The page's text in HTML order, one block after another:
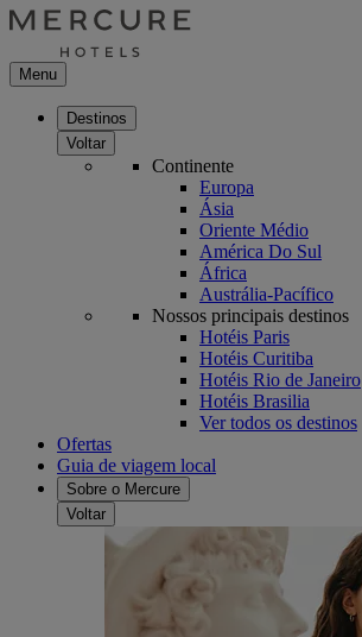
Menu
Destinos
Voltar
Continente
Europa
Ásia
Oriente Médio
América Do Sul
África
Austrália-Pacífico
Nossos principais destinos
Hotéis Paris
Hotéis Curitiba
Hotéis Rio de Janeiro
Hotéis Brasilia
Ver todos os destinos
Ofertas
Guia de viagem local
Sobre o Mercure
Voltar